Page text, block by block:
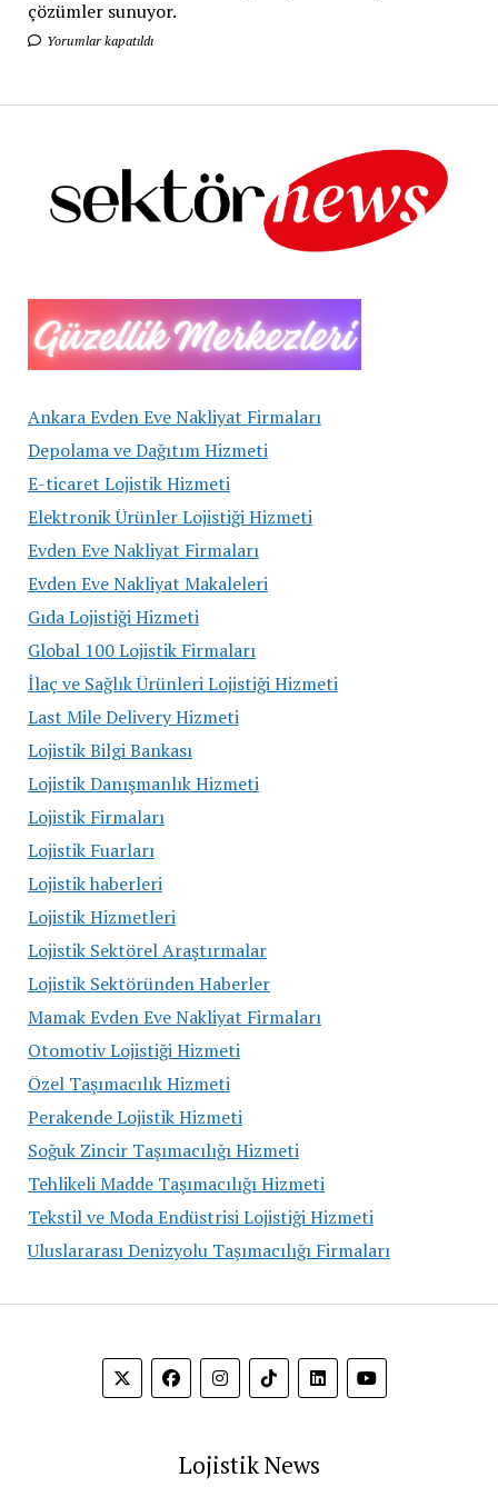
çözümler sunuyor.
Yorumlar kapatıldı
Ankara Evden Eve Nakliyat Firmaları
Depolama ve Dağıtım Hizmeti
E-ticaret Lojistik Hizmeti
Elektronik Ürünler Lojistiği Hizmeti
Evden Eve Nakliyat Firmaları
Evden Eve Nakliyat Makaleleri
Gıda Lojistiği Hizmeti
Global 100 Lojistik Firmaları
İlaç ve Sağlık Ürünleri Lojistiği Hizmeti
Last Mile Delivery Hizmeti
Lojistik Bilgi Bankası
Lojistik Danışmanlık Hizmeti
Lojistik Firmaları
Lojistik Fuarları
Lojistik haberleri
Lojistik Hizmetleri
Lojistik Sektörel Araştırmalar
Lojistik Sektöründen Haberler
Mamak Evden Eve Nakliyat Firmaları
Otomotiv Lojistiği Hizmeti
Özel Taşımacılık Hizmeti
Perakende Lojistik Hizmeti
Soğuk Zincir Taşımacılığı Hizmeti
Tehlikeli Madde Taşımacılığı Hizmeti
Tekstil ve Moda Endüstrisi Lojistiği Hizmeti
Uluslararası Denizyolu Taşımacılığı Firmaları
Lojistik News